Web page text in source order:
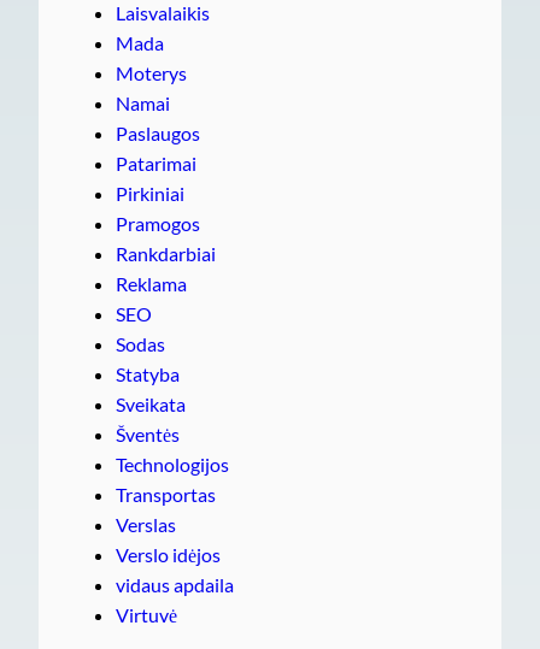
Laisvalaikis
Mada
Moterys
Namai
Paslaugos
Patarimai
Pirkiniai
Pramogos
Rankdarbiai
Reklama
SEO
Sodas
Statyba
Sveikata
Šventės
Technologijos
Transportas
Verslas
Verslo idėjos
vidaus apdaila
Virtuvė